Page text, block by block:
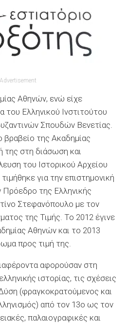
Advertisement
Αθηνών, ενώ είχε
του Ελληνικού Ινστιτούτου
Σπουδών Βενετίας.
βραβείο της Ακαδημίας
της στη διάσωση και
τoυ Ιστορικού Αρχείoυ
για την επιστημονική
της Ελληνικής
Στεφανόπουλο με τον
της Τιμής. Το 2012 έγινε
Αθηνών και το 2013
προς τιμή της.
αφορούσαν στη
ιστορίας, τις σχέσεις
(φραγκοκρατούμενος και
από τον 13ο ως τον
παλαιογραφικές και